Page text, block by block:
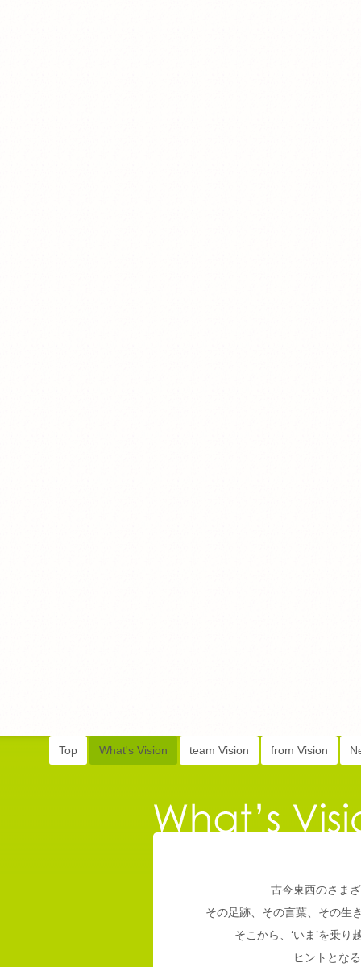
Top What's Vision team Vision from Vision
古今東西のさま
その足跡、その言葉、その生
そこから、‘いま’を乗
ヒントとな